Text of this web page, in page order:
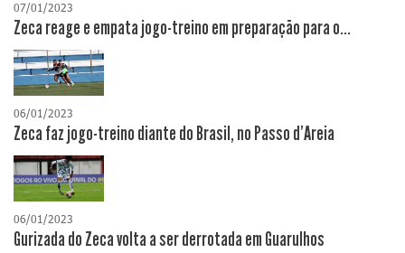
07/01/2023
Zeca reage e empata jogo-treino em preparação para o...
06/01/2023
Zeca faz jogo-treino diante do Brasil, no Passo d'Areia
06/01/2023
Gurizada do Zeca volta a ser derrotada em Guarulhos